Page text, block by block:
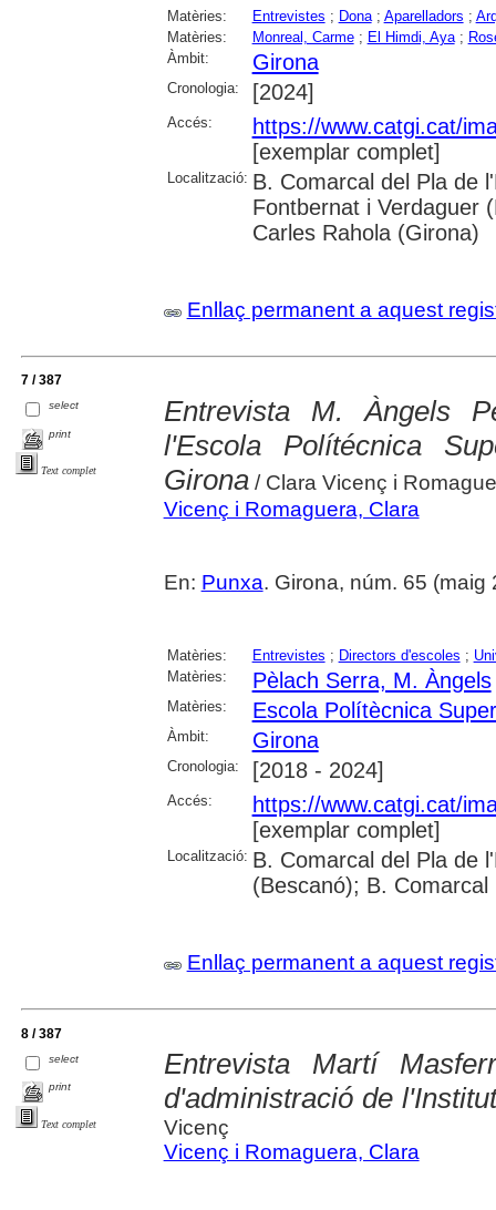
Matèries: Entrevistes ; Dona; Aparelladors ;
Matèries:
Monreal, Carme; El Himdi, Aya;
Àmbit:
Girona
Cronologia: [2024]
Accés:
https://www.catgi.cat/
[exemplar complet]
Localització: B. Comarcal del Pla de
Fontbernat i Verdaguer
Carles Rahola (Girona)
Enllaç permanent a aquest
7 / 387
select
print
Text complet
Entrevista M. Àngels
l'Escola Polítécnica
Girona/ Clara Vicenç i
Vicenç i Romaguera, Clara
En: Punxa. Girona, núm. 65 (maig
Matèries: Entrevistes ; Directors d'escoles ;
Matèries:
Pèlach Serra, M. Àngels
Matèries: Escola Polítècnica
Àmbit: Girona
Cronologia: [2018 - 2024]
Accés:
https://www.catgi.cat/
[exemplar complet]
Localització: B. Comarcal del Pla de
(Bescanó); B.
Enllaç permanent a aquest
8 / 387
select
print
Text complet
Entrevista Martí
d'administració de
Vicenç
Vicenç i Romaguera, Clara